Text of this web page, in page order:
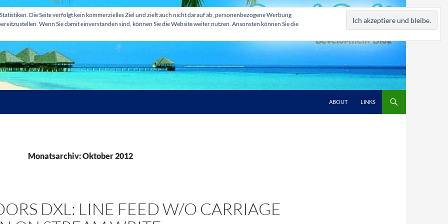
ABOUT LINKS
Monatsarchiv: Oktober 2012
DXL: LINE FEED W/O CARRIAGE
Die Seite verfolgt kein kommerzielles Ziel und zielt auch nicht darauf ab, personenbezogene Werbung
Wenn Sie damit einverstanden sind, können Sie die Website weiter nutzen. Ansonsten können Sie die